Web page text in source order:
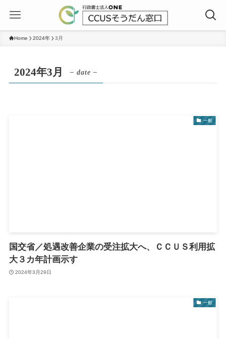
Home 2024年 3月
2024年3月 – date –
一般
国交省／処遇改善企業の受注拡大へ、ＣＣＵＳ利用拡
大３カ年計画示す
2024年3月29日
一般